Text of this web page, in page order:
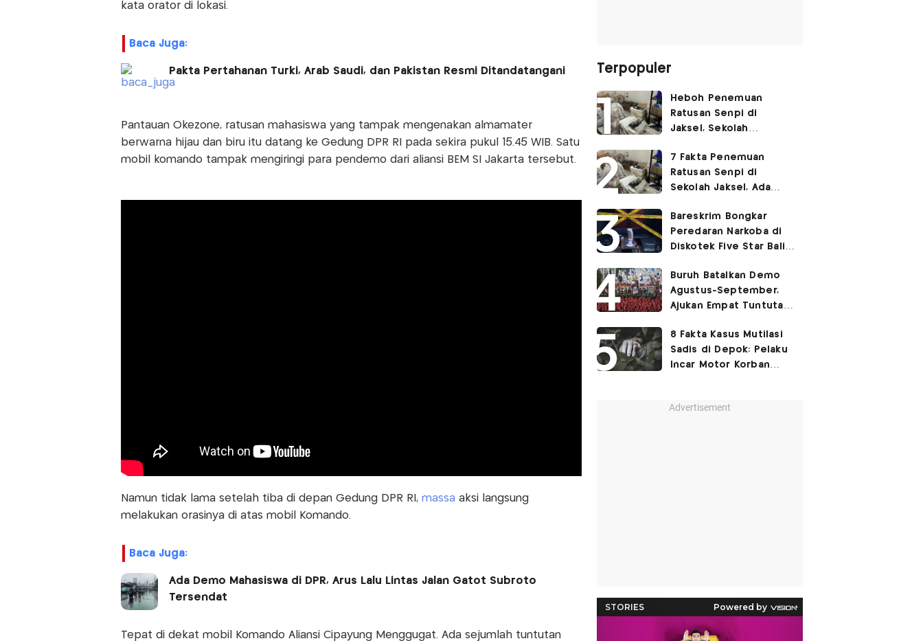
kata orator di lokasi.
Baca Juga:
Pakta Pertahanan Turki, Arab Saudi, dan Pakistan Resmi Ditandatangani
Pantauan Okezone, ratusan mahasiswa yang tampak mengenakan almamater
berwarna hijau dan biru itu datang ke Gedung DPR RI pada sekira pukul 15.45 WIB. Satu
mobil komando tampak mengiringi para pendemo dari aliansi BEM SI Jakarta tersebut.
Namun tidak lama setelah tiba di depan Gedung DPR RI, massa aksi langsung
melakukan orasinya di atas mobil Komando.
Baca Juga:
Ada Demo Mahasiswa di DPR, Arus Lalu Lintas Jalan Gatot Subroto
Tersendat
Tepat di dekat mobil Komando Aliansi Cipayung Menggugat. Ada sejumlah tuntutan
Terpopuler
Heboh Penemuan
Ratusan Senpi di
Jaksel, Sekolah
Kegiatan Eskul
Menembak
7 Fakta Penemuan
Ratusan Senpi di
Sekolah Jaksel, Ada
Ruang Bunker
Bareskrim Bongkar
Peredaran Narkoba di
Diskotek Five Star Bali,
Buruh Batalkan Demo
Agustus-September,
Ajukan Empat Tuntutan
8 Fakta Kasus Mutilasi
Sadis di Depok: Pelaku
Incar Motor Korban
Advertisement